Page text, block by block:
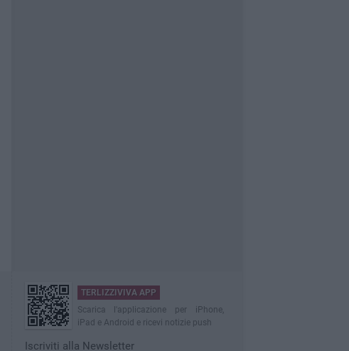
TERLIZZIVIVA APP
Scarica l'applicazione per iPhone,
iPad e Android e ricevi notizie push
Iscriviti alla Newsletter